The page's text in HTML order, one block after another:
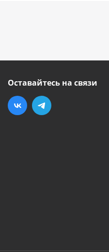
Оставайтесь на связи